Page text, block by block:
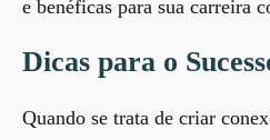
e benéficas para sua carreira
Dicas para o
Quando se trata de criar